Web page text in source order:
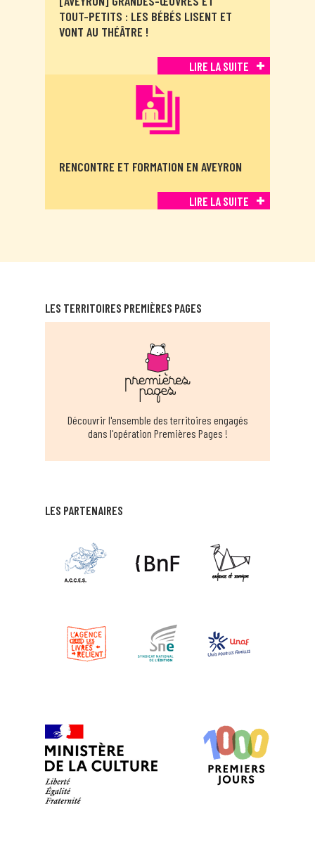
TOUT-PETITS : LES BÉBÉS LISENT ET
VONT AU THÉÂTRE !
LIRE LA SUITE
RENCONTRE ET FORMATION EN AVEYRON
LIRE LA SUITE
LES PARTENAIRES
LES TERRITOIRES PREMIÈRES PAGES
Découvrir l'ensemble des territoires engagés
dans l'opération Premières Pages !